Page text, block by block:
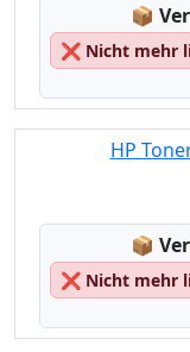
📦
❌ Nicht mehr
HP
📦
❌ Nicht mehr